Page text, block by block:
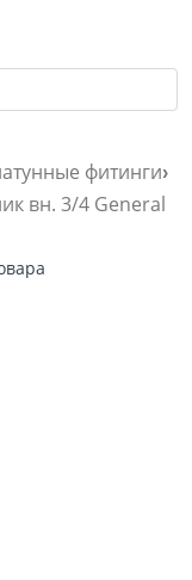
фитинги
вн. 3/4 General